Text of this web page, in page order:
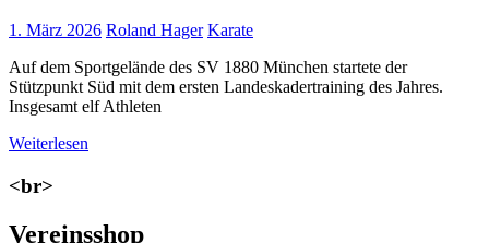
1. März 2026 Roland Hager Karate
Auf dem Sportgelände des SV 1880 München startete der
Stützpunkt Süd mit dem ersten Landeskadertraining des Jahres.
Insgesamt elf Athleten
Weiterlesen
<br>
Vereinsshop